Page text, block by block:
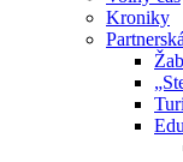
Kroniky